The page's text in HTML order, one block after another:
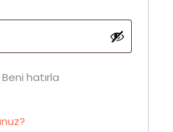
k
Beni hatırla